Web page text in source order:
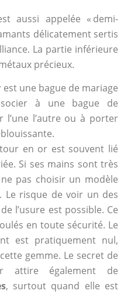
aussi appelée « demi-
délicatement sertis
La partie inférieure
précieux.
est une bague de mariage
à une bague de
l’une l’autre ou à porter
en or est souvent lié
Si ses mains sont très
pas choisir un modèle
. Le risque de voir un des
l’usure est possible. Ce
en toute sécurité. Le
est pratiquement nul,
gemme. Le secret de
attire également de
, surtout quand elle est